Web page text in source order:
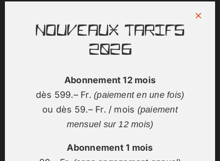
SUNSET GYM : LE FITNESS DE SMALL CITY
Nouveaux tarifs
2026
Abonnement 12 mois
dès 599.– Fr.(paiement en une fois)
ou dès 59.– Fr. / mois (paiement
mensuel sur 12 mois)
Abonnement 1 mois